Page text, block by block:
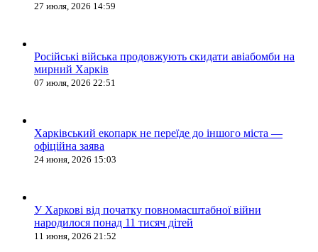
27 июля, 2026 14:59
Російські війська продовжують скидати авіабомби на
мирний Харків
07 июля, 2026 22:51
Харківський екопарк не переїде до іншого міста —
офіційна заява
24 июня, 2026 15:03
У Харкові від початку повномасштабної війни
народилося понад 11 тисяч дітей
11 июня, 2026 21:52